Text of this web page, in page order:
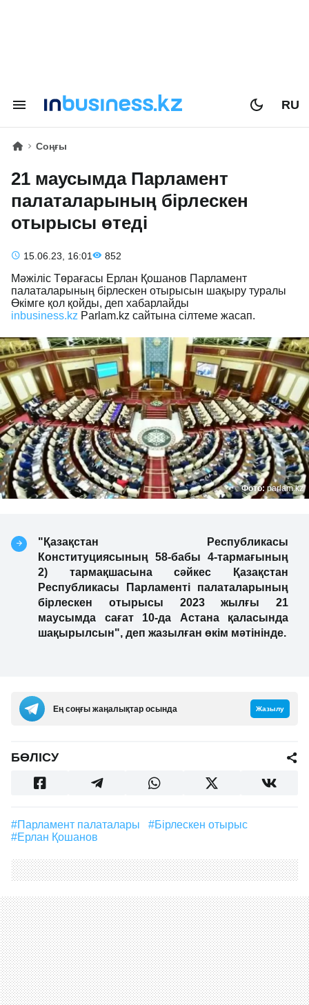
RU
Соңғы
21 маусымда Парламент
палаталарының бірлескен
отырысы өтеді
15.06.23, 16:01 852
Мәжіліс Төрағасы Ерлан Қошанов Парламент
палаталарының бірлескен отырысын шақыру туралы
Өкімге қол қойды, деп хабарлайды
inbusiness.kz Рarlam.kz сайтына сілтеме жасап.
Фото:parlam.kz
"Қазақстан Республикасы
Конституциясының 58-бабы 4-тармағының
2) тармақшасына сәйкес Қазақстан
Республикасы Парламенті палаталарының
бірлескен отырысы 2023 жылғы 21
маусымда сағат 10-да Астана қаласында
шақырылсын", деп жазылған өкім мәтінінде.
Ең соңғы жаңалықтар осында Жазылу
БӨЛІСУ
#парламент палаталары
#бірлескен отырыс
#Ерлан Қошанов